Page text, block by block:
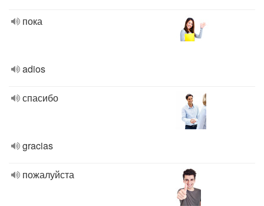
пока
adios
спасибо
gracias
пожалуйста